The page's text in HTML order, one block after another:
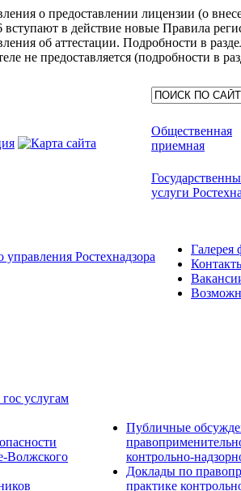
о предоставлении лицензии (о
в действие новые Правила
об аттестации. Подробности в
не предоставляется (подробности в
Общественная
приемная
услуги
Ростехнадзора
Галерея
услугам
Волжского
Публичные
контрольно-
Доклады по
практике